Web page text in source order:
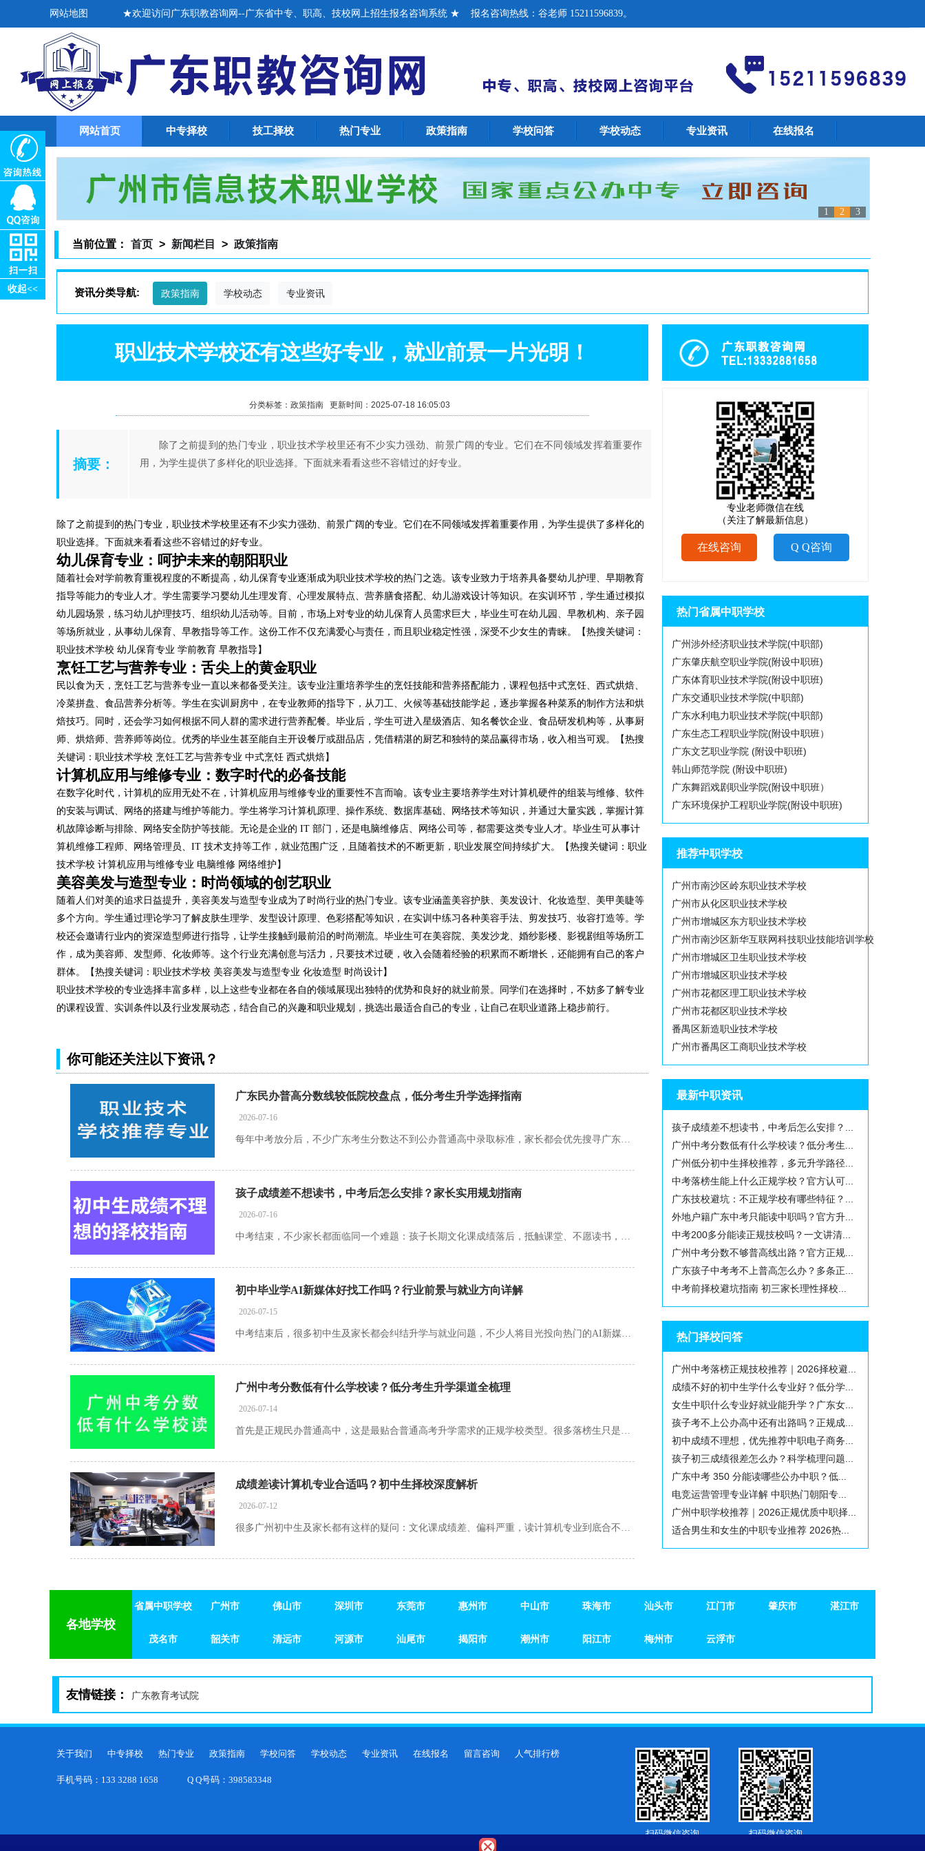
网站地图 ★欢迎访问广东职教咨询网--广东省中专、职高、技校网上招生报名咨询系统 ★ 报名咨询热线：谷老师 15211596839。
网站首页 中专择校 技工择校 热门专业 政策指南 学校问答 学校动态 专业资讯 在线报名
1 2 3
当前位置： 首页 > 新闻栏目 > 政策指南
资讯分类导航: 政策指南 学校动态 专业资讯
职业技术学校还有这些好专业，就业前景一片光明！
分类标签：政策指南 更新时间：2025-07-18 16:05:03
摘要：
除了之前提到的热门专业，职业技术学校里还有不少实力强劲、前景广阔的专业。它们在不同领域发挥着重要作
用，为学生提供了多样化的职业选择。下面就来看看这些不容错过的好专业。
除了之前提到的热门专业，职业技术学校里还有不少实力强劲、前景广阔的专业。它们在不同领域发挥着重要作用，为学生提供了多样化的
职业选择。下面就来看看这些不容错过的好专业。
幼儿保育专业：呵护未来的朝阳职业
随着社会对学前教育重视程度的不断提高，幼儿保育专业逐渐成为职业技术学校的热门之选。该专业致力于培养具备婴幼儿护理、早期教育
指导等能力的专业人才。学生需要学习婴幼儿生理发育、心理发展特点、营养膳食搭配、幼儿游戏设计等知识。在实训环节，学生通过模拟
幼儿园场景，练习幼儿护理技巧、组织幼儿活动等。目前，市场上对专业的幼儿保育人员需求巨大，毕业生可在幼儿园、早教机构、亲子园
等场所就业，从事幼儿保育、早教指导等工作。这份工作不仅充满爱心与责任，而且职业稳定性强，深受不少女生的青睐。【热搜关键词：
职业技术学校 幼儿保育专业 学前教育 早教指导】
烹饪工艺与营养专业：舌尖上的黄金职业
民以食为天，烹饪工艺与营养专业一直以来都备受关注。该专业注重培养学生的烹饪技能和营养搭配能力，课程包括中式烹饪、西式烘焙、
冷菜拼盘、食品营养分析等。学生在实训厨房中，在专业教师的指导下，从刀工、火候等基础技能学起，逐步掌握各种菜系的制作方法和烘
焙技巧。同时，还会学习如何根据不同人群的需求进行营养配餐。毕业后，学生可进入星级酒店、知名餐饮企业、食品研发机构等，从事厨
师、烘焙师、营养师等岗位。优秀的毕业生甚至能自主开设餐厅或甜品店，凭借精湛的厨艺和独特的菜品赢得市场，收入相当可观。【热搜
关键词：职业技术学校 烹饪工艺与营养专业 中式烹饪 西式烘焙】
计算机应用与维修专业：数字时代的必备技能
在数字化时代，计算机的应用无处不在，计算机应用与维修专业的重要性不言而喻。该专业主要培养学生对计算机硬件的组装与维修、软件
的安装与调试、网络的搭建与维护等能力。学生将学习计算机原理、操作系统、数据库基础、网络技术等知识，并通过大量实践，掌握计算
机故障诊断与排除、网络安全防护等技能。无论是企业的 IT 部门，还是电脑维修店、网络公司等，都需要这类专业人才。毕业生可从事计
算机维修工程师、网络管理员、IT 技术支持等工作，就业范围广泛，且随着技术的不断更新，职业发展空间持续扩大。【热搜关键词：职业
技术学校 计算机应用与维修专业 电脑维修 网络维护】
美容美发与造型专业：时尚领域的创艺职业
随着人们对美的追求日益提升，美容美发与造型专业成为了时尚行业的热门专业。该专业涵盖美容护肤、美发设计、化妆造型、美甲美睫等
多个方向。学生通过理论学习了解皮肤生理学、发型设计原理、色彩搭配等知识，在实训中练习各种美容手法、剪发技巧、妆容打造等。学
校还会邀请行业内的资深造型师进行指导，让学生接触到最前沿的时尚潮流。毕业生可在美容院、美发沙龙、婚纱影楼、影视剧组等场所工
作，成为美容师、发型师、化妆师等。这个行业充满创意与活力，只要技术过硬，收入会随着经验的积累而不断增长，还能拥有自己的客户
群体。【热搜关键词：职业技术学校 美容美发与造型专业 化妆造型 时尚设计】
职业技术学校的专业选择丰富多样，以上这些专业都在各自的领域展现出独特的优势和良好的就业前景。同学们在选择时，不妨多了解专业
的课程设置、实训条件以及行业发展动态，结合自己的兴趣和职业规划，挑选出最适合自己的专业，让自己在职业道路上稳步前行。
你可能还关注以下资讯？
广东民办普高分数线较低院校盘点，低分考生升学选择指南
2026-07-16
每年中考放分后，不少广东考生分数达不到公办普通高中录取标准，家长都会优先搜寻广东民办普高分数线低的学...
孩子成绩差不想读书，中考后怎么安排？家长实用规划指南
2026-07-16
中考结束，不少家长都面临同一个难题：孩子长期文化课成绩落后，抵触课堂、不愿读书，中考分数达不到普高录...
初中毕业学AI新媒体好找工作吗？行业前景与就业方向详解
2026-07-15
中考结束后，很多初中生及家长都会纠结升学与就业问题，不少人将目光投向热门的AI新媒体行业，最关心的核心...
广州中考分数低有什么学校读？低分考生升学渠道全梳理
2026-07-14
首先是正规民办普通高中，这是最贴合普通高考升学需求的正规学校类型。很多落榜生只是未达到本地公办普通高...
成绩差读计算机专业合适吗？初中生择校深度解析
2026-07-12
很多广州初中生及家长都有这样的疑问：文化课成绩差、偏科严重，读计算机专业到底合不合适？在传统升学思维...
专业老师微信在线
（关注了解最新信息）
在线咨询 Q Q咨询
热门省属中职学校
广州涉外经济职业技术学院(中职部)
广东肇庆航空职业学院(附设中职班)
广东体育职业技术学院(附设中职班)
广东交通职业技术学院(中职部)
广东水利电力职业技术学院(中职部)
广东生态工程职业学院(附设中职班）
广东文艺职业学院 (附设中职班)
韩山师范学院 (附设中职班)
广东舞蹈戏剧职业学院(附设中职班）
广东环境保护工程职业学院(附设中职班)
推荐中职学校
广州市南沙区岭东职业技术学校
广州市从化区职业技术学校
广州市增城区东方职业技术学校
广州市南沙区新华互联网科技职业技能培训学校
广州市增城区卫生职业技术学校
广州市增城区职业技术学校
广州市花都区理工职业技术学校
广州市花都区职业技术学校
番禺区新造职业技术学校
广州市番禺区工商职业技术学校
最新中职资讯
孩子成绩差不想读书，中考后怎么安排？...
广州中考分数低有什么学校读？低分考生...
广州低分初中生择校推荐，多元升学路径...
中考落榜生能上什么正规学校？官方认可...
广东技校避坑：不正规学校有哪些特征？...
外地户籍广东中考只能读中职吗？官方升...
中考200多分能读正规技校吗？一文讲清...
广州中考分数不够普高线出路？官方正规...
广东孩子中考考不上普高怎么办？多条正...
中考前择校避坑指南 初三家长理性择校...
热门择校问答
广州中考落榜正规技校推荐｜2026择校避...
成绩不好的初中生学什么专业好？低分学...
女生中职什么专业好就业能升学？广东女...
孩子考不上公办高中还有出路吗？正规成...
初中成绩不理想，优先推荐中职电子商务...
孩子初三成绩很差怎么办？科学梳理问题...
广东中考 350 分能读哪些公办中职？低...
电竞运营管理专业详解 中职热门朝阳专...
广州中职学校推荐｜2026正规优质中职择...
适合男生和女生的中职专业推荐 2026热...
各地学校
省属中职学校 广州市 佛山市 深圳市 东莞市 惠州市 中山市 珠海市 汕头市 江门市 肇庆市 湛江市
茂名市
茂名市
韶关市
韶关市
清远市
清远市
河源市
河源市
汕尾市
汕尾市
揭阳市
揭阳市
潮州市
潮州市
阳江市
阳江市
梅州市
梅州市
云浮市
云浮市
友情链接： 广东教育考试院
关于我们 中专择校 热门专业 政策指南 学校问答 学校动态 专业资讯 在线报名 留言咨询 人气排行榜
手机号码：133 3288 1658 Q Q号码：398583348
扫码微信咨询 扫码微信咨询
收起<<